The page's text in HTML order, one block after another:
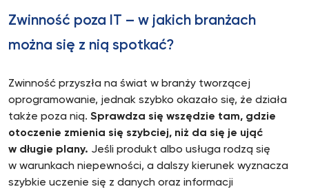
Zwinność poza IT – w jakich branżach
można się z nią spotkać?
Zwinność przyszła na świat w branży tworzącej
oprogramowanie, jednak szybko okazało się, że działa
także poza nią. Sprawdza się wszędzie tam, gdzie
otoczenie zmienia się szybciej, niż da się je ująć
w długie plany. Jeśli produkt albo usługa rodzą się
w warunkach niepewności, a dalszy kierunek wyznacza
szybkie uczenie się z danych oraz informacji